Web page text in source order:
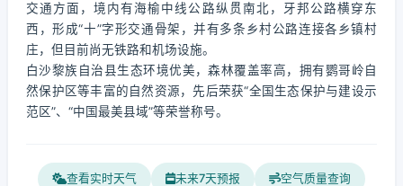
交通方面，境内有海榆中线公路纵贯南北，牙邦公路横穿东
西，形成“十”字形交通骨架，并有多条乡村公路连接各乡镇村
庄，但目前尚无铁路和机场设施。
白沙黎族自治县生态环境优美，森林覆盖率高，拥有鹦哥岭自
然保护区等丰富的自然资源，先后荣获“全国生态保护与建设示
范区”、“中国最美县域”等荣誉称号。
查看实时天气 未来7天预报 空气质量查询